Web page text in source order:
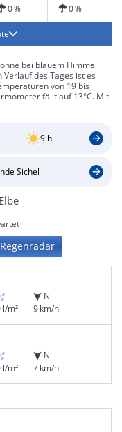
0 % 0 %
bei blauem Himmel
des Tages ist es
von 19 bis
fällt auf 13°C. Mit
9 h
Sichel
Regenradar
l/m²
N
9 km/h
l/m²
N
7 km/h